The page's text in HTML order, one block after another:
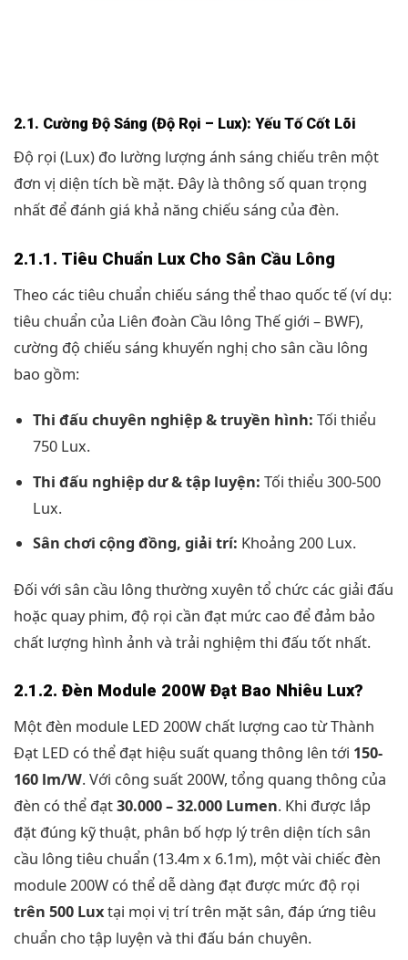
2.1. Cường Độ Sáng (Độ Rọi – Lux): Yếu Tố Cốt Lõi
Độ rọi (Lux) đo lường lượng ánh sáng chiếu trên một
đơn vị diện tích bề mặt. Đây là thông số quan trọng
nhất để đánh giá khả năng chiếu sáng của đèn.
2.1.1. Tiêu Chuẩn Lux Cho Sân Cầu Lông
Theo các tiêu chuẩn chiếu sáng thể thao quốc tế (ví dụ:
tiêu chuẩn của Liên đoàn Cầu lông Thế giới – BWF),
cường độ chiếu sáng khuyến nghị cho sân cầu lông
bao gồm:
Thi đấu chuyên nghiệp & truyền hình: Tối thiểu
750 Lux.
Thi đấu nghiệp dư & tập luyện: Tối thiểu 300-500
Lux.
Sân chơi cộng đồng, giải trí: Khoảng 200 Lux.
Đối với sân cầu lông thường xuyên tổ chức các giải đấu
hoặc quay phim, độ rọi cần đạt mức cao để đảm bảo
chất lượng hình ảnh và trải nghiệm thi đấu tốt nhất.
2.1.2. Đèn Module 200W Đạt Bao Nhiêu Lux?
Một đèn module LED 200W chất lượng cao từ Thành
Đạt LED có thể đạt hiệu suất quang thông lên tới 150-
160 lm/W. Với công suất 200W, tổng quang thông của
đèn có thể đạt30.000 – 32.000 Lumen. Khi được lắp
đặt đúng kỹ thuật, phân bố hợp lý trên diện tích sân
cầu lông tiêu chuẩn (13.4m x 6.1m), một vài chiếc đèn
module 200W có thể dễ dàng đạt được mức độ rọi
trên 500 Luxtại mọi vị trí trên mặt sân, đáp ứng tiêu
chuẩn cho tập luyện và thi đấu bán chuyên.